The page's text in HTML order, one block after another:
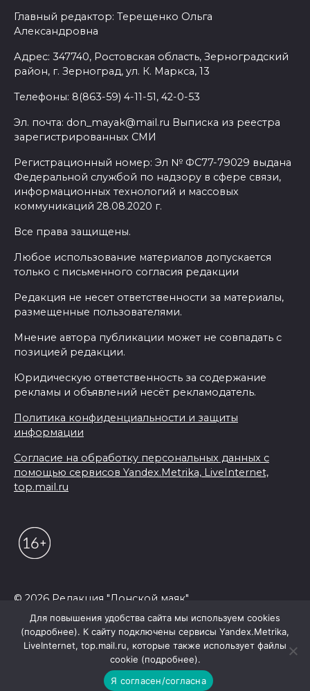
Главный редактор: Терещенко Ольга
Александровна
Адрес: 347740, Ростовская область, Зерноградский
район, г. Зерноград, ул. К. Маркса, 13
Телефоны: 8(863-59) 4-11-51, 42-0-53
Эл. почта: don_mayak@mail.ru Выписка из реестра
зарегистрированных СМИ
Регистрационный номер: Эл № ФС77-79029 выдана
Федеральной службой по надзору в сфере связи,
информационных технологий и массовых
коммуникаций 28.08.2020 г.
Все права защищены.
Любое использование материалов допускается
только с письменного согласия редакции
Редакция не несет ответственности за материалы,
размещенные пользователями.
Мнение автора публикации может не совпадать с
позицией редакции.
Юридическую ответственность за содержание
рекламы и объявлений несёт рекламодатель.
Политика конфиденциальности и защиты
информации
Согласие на обработку персональных данных с
помощью сервисов Yandex.Metrika, LiveInternet,
top.mail.ru
© 2026 Редакция "Донской маяк"
Для повышения удобства сайта мы используем cookies
(подробнее). К сайту подключены сервисы Yandex.Metrika,
LiveInternet, top.mail.ru, которые также использует файлы
cookie (подробнее).
Я согласен/согласна